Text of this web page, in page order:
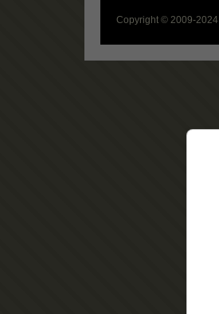
Copyright © 2009-2024